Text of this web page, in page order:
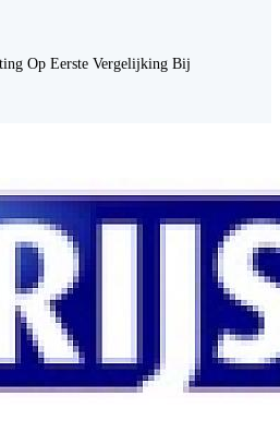
Op Eerste Vergelijking Bij